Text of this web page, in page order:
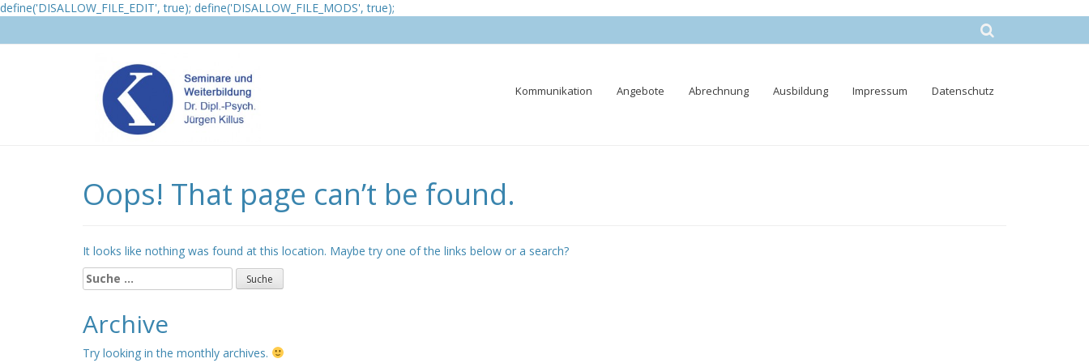
define('DISALLOW_FILE_EDIT', true); define('DISALLOW_FILE_MODS', true);
Kommunikation Angebote Abrechnung Ausbildung Impressum Datenschutz
Oops! That page can’t be found.
It looks like nothing was found at this location. Maybe try one of the links below or a search?
Suche
nach:
Archive
Try looking in the monthly archives.